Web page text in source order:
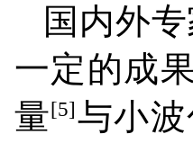
国内外
一定的成
量[5]与小